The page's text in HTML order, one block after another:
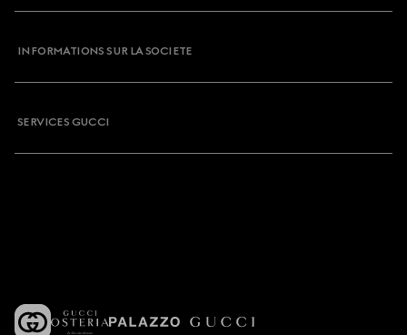
INFORMATIONS SUR LA SOCIETE
SERVICES GUCCI